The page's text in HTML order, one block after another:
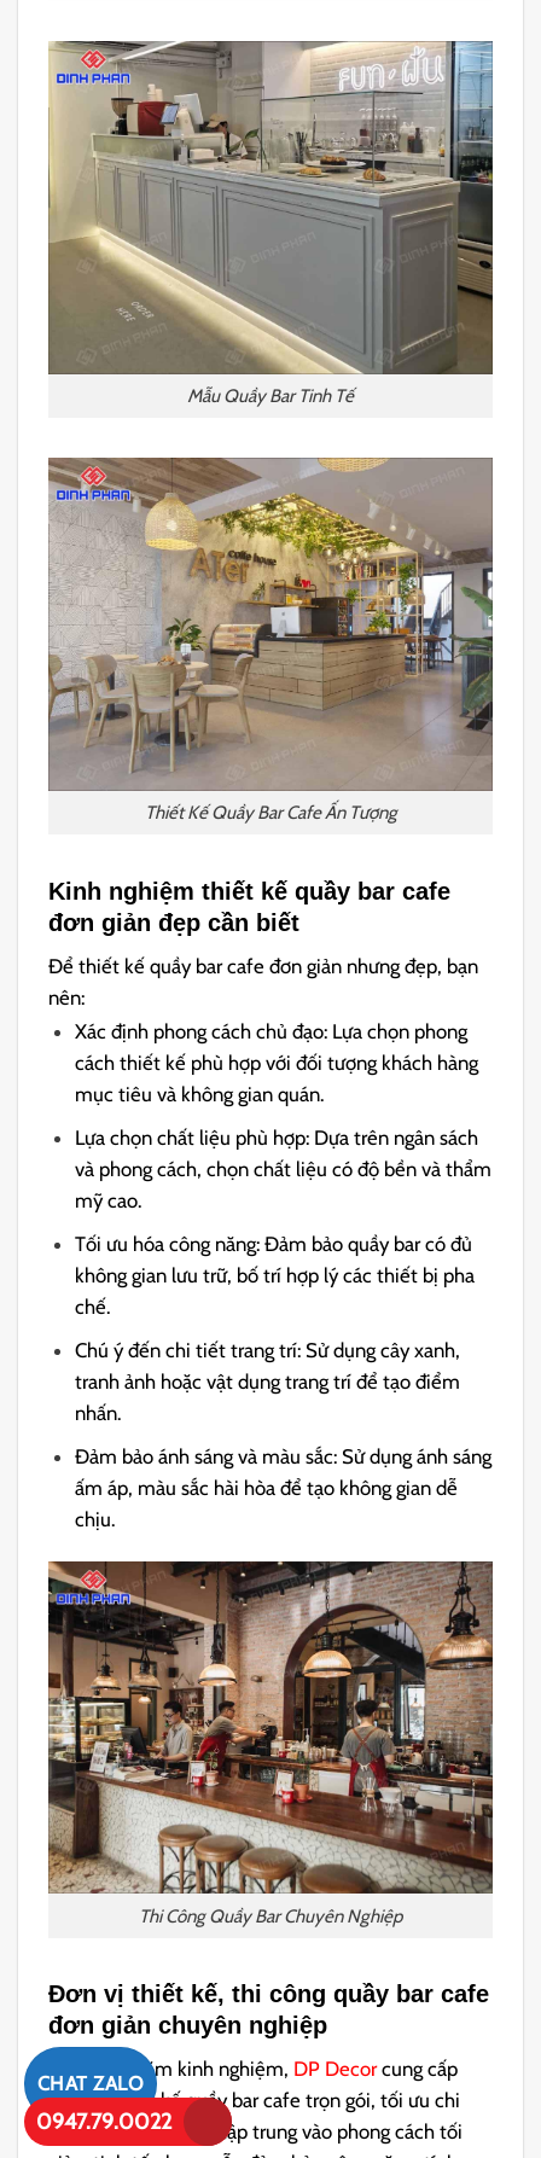
CHAT ZALO
0947.79.0022
Mẫu Quầy Bar Tinh Tế
Thiết Kế Quầy Bar Cafe Ấn Tượng
Kinh nghiệm thiết kế quầy bar cafe
đơn giản đẹp cần biết
Để thiết kế quầy bar cafe đơn giản nhưng đẹp, bạn
nên:
Xác định phong cách chủ đạo: Lựa chọn phong
cách thiết kế phù hợp với đối tượng khách hàng
mục tiêu và không gian quán.
Lựa chọn chất liệu phù hợp: Dựa trên ngân sách
và phong cách, chọn chất liệu có độ bền và thẩm
mỹ cao.
Tối ưu hóa công năng: Đảm bảo quầy bar có đủ
không gian lưu trữ, bố trí hợp lý các thiết bị pha
chế.
Chú ý đến chi tiết trang trí: Sử dụng cây xanh,
tranh ảnh hoặc vật dụng trang trí để tạo điểm
nhấn.
Đảm bảo ánh sáng và màu sắc: Sử dụng ánh sáng
ấm áp, màu sắc hài hòa để tạo không gian dễ
chịu.
Thi Công Quầy Bar Chuyên Nghiệp
Đơn vị thiết kế, thi công quầy bar cafe
đơn giản chuyên nghiệp
Với nhiều năm kinh nghiệm, DP Decorcung cấp
dịch vụ thiết kế quầy bar cafe trọn gói, tối ưu chi
phí, chuyên nghiệp, tập trung vào phong cách tối